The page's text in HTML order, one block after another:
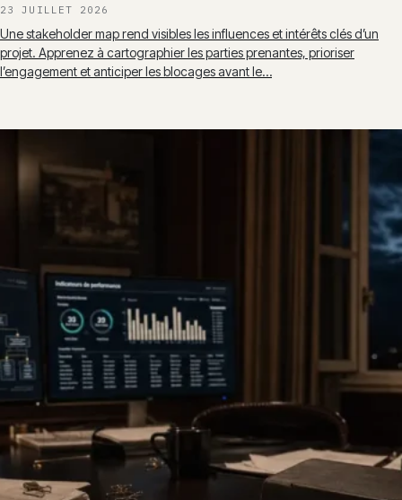
23 JUILLET 2026
Une stakeholder map rend visibles les influences et intérêts clés d’un
projet. Apprenez à cartographier les parties prenantes, prioriser
l’engagement et anticiper les blocages avant le…